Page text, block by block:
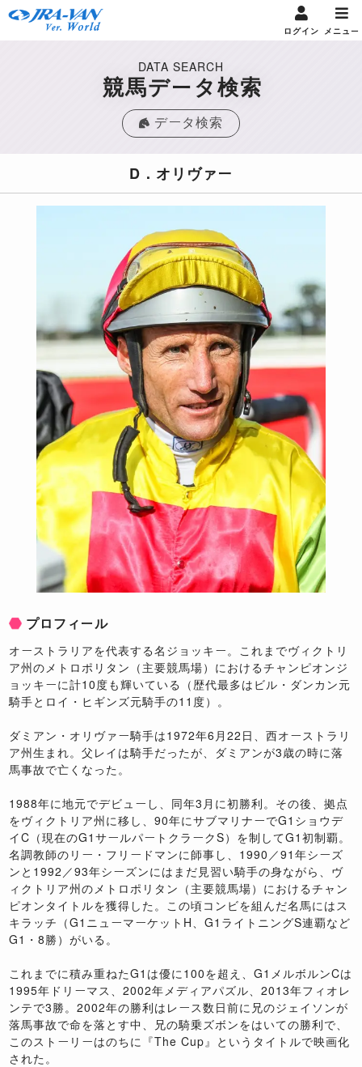
ログイン メニュー
DATA SEARCH
競馬データ検索
データ検索
D．オリヴァー
プロフィール
オーストラリアを代表する名ジョッキー。これまでヴィクトリ
ア州のメトロポリタン（主要競馬場）におけるチャンピオンジ
ョッキーに計10度も輝いている（歴代最多はビル・ダンカン元
騎手とロイ・ヒギンズ元騎手の11度）。
ダミアン・オリヴァー騎手は1972年6月22日、西オーストラリ
ア州生まれ。父レイは騎手だったが、ダミアンが3歳の時に落
馬事故で亡くなった。
1988年に地元でデビューし、同年3月に初勝利。その後、拠点
をヴィクトリア州に移し、90年にサブマリナーでG1ショウデ
イC（現在のG1サールパートクラークS）を制してG1初制覇。
名調教師のリー・フリードマンに師事し、1990／91年シーズ
ンと1992／93年シーズンにはまだ見習い騎手の身ながら、ヴ
ィクトリア州のメトロポリタン（主要競馬場）におけるチャン
ピオンタイトルを獲得した。この頃コンビを組んだ名馬にはス
キラッチ（G1ニューマーケットH、G1ライトニングS連覇など
G1・8勝）がいる。
これまでに積み重ねたG1は優に100を超え、G1メルボルンCは
1995年ドリーマス、2002年メディアパズル、2013年フィオレ
ンテで3勝。2002年の勝利はレース数日前に兄のジェイソンが
落馬事故で命を落とす中、兄の騎乗ズボンをはいての勝利で、
このストーリーはのちに『The Cup』というタイトルで映画化
された。